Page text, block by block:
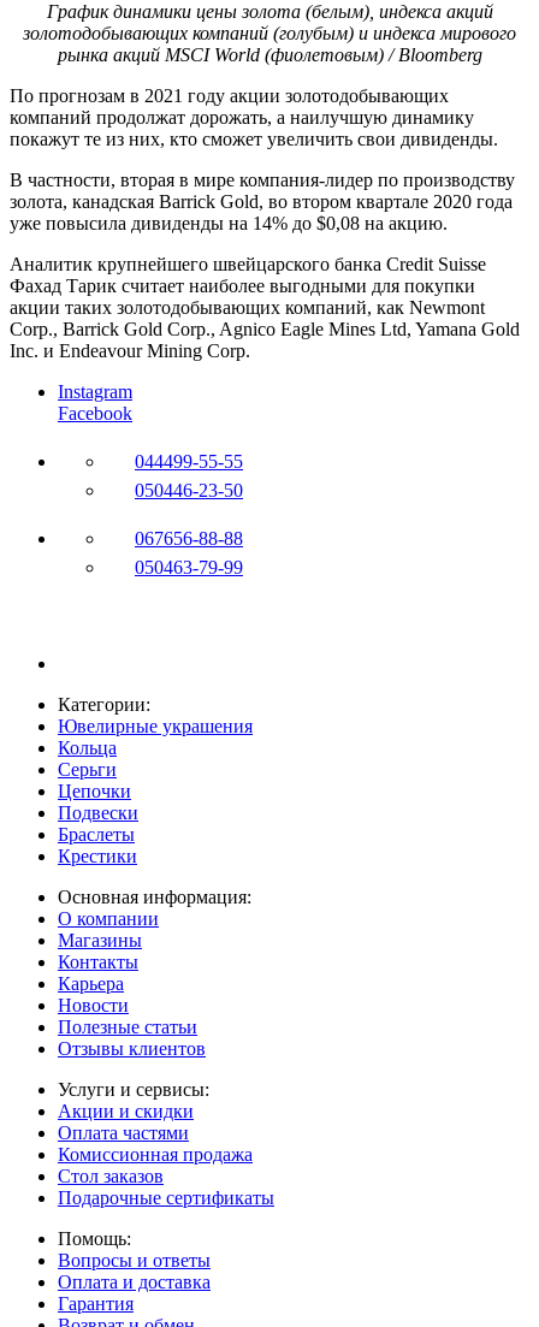
График динамики цены золота (белым), индекса акций
золотодобывающих компаний (голубым) и индекса мирового
рынка акций MSCI World (фиолетовым) / Bloomberg
По прогнозам в 2021 году акции золотодобывающих
компаний продолжат дорожать, а наилучшую динамику
покажут те из них, кто сможет увеличить свои дивиденды.
В частности, вторая в мире компания-лидер по производству
золота, канадская Barrick Gold, во втором квартале 2020 года
уже повысила дивиденды на 14% до $0,08 на акцию.
Аналитик крупнейшего швейцарского банка Credit Suisse
Фахад Тарик считает наиболее выгодными для покупки
акции таких золотодобывающих компаний, как Newmont
Corp., Barrick Gold Corp., Agnico Eagle Mines Ltd, Yamana Gold
Inc. и Endeavour Mining Corp.
Instagram
Facebook
044499-55-55
050446-23-50
067656-88-88
050463-79-99
Категории:
Ювелирные украшения
Кольца
Серьги
Цепочки
Подвески
Браслеты
Крестики
Основная информация:
О компании
Магазины
Контакты
Карьера
Новости
Полезные статьи
Отзывы клиентов
Услуги и сервисы:
Акции и скидки
Оплата частями
Комиссионная продажа
Стол заказов
Подарочные сертификаты
Помощь:
Вопросы и ответы
Оплата и доставка
Гарантия